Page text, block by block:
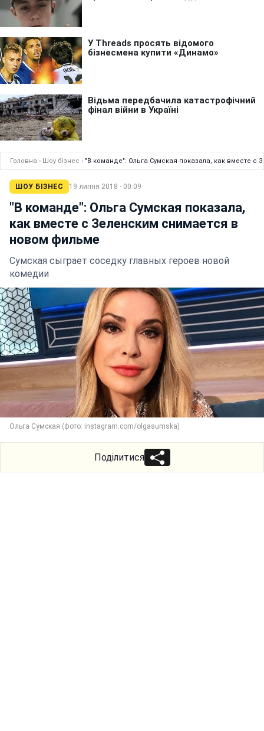
Головна › Шоу бізнес › "В команде": Ольга Сумская показала, как вместе
ШОУ БІЗНЕС 19 липня 2018 · 00:09
"В команде": Ольга Сумская показала,
как вместе с Зеленским снимается в
новом фильме
Сумская сыграет соседку главных героев новой
комедии
Ольга Сумская (фото: instagram.com/olgasumska)
Поділитися